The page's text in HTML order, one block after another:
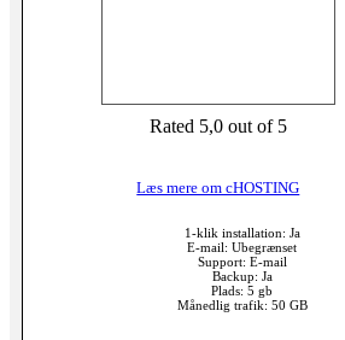
Rated 5,0 out of 5
Læs mere om cHOSTING
1-klik installation: Ja
E-mail: Ubegrænset
Support: E-mail
Backup: Ja
Plads: 5 gb
Månedlig trafik: 50 GB